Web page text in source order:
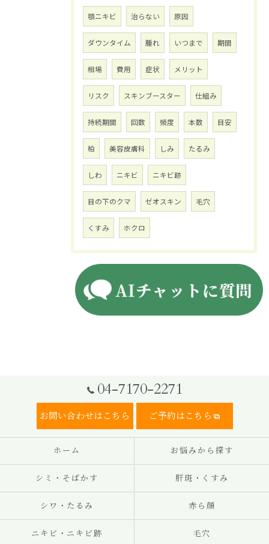
顎ニキビ 治らない 原因
ダウンタイム 腫れ いつまで 期間
相場 費用 症状 メリット
リスク スキンブースター 仕組み
持続期間 回数 頻度 本数 目安
柏 美容皮膚科 しみ たるみ
しわ ニキビ ニキビ跡
目の下のクマ ゼオスキン 毛穴
くすみ ホクロ
04-7170-2271
お問い合わせはこちら ご予約はこちら
ホーム お悩みから探す
シミ・そばかす 肝斑・くすみ
シワ・たるみ 赤ら顔
ニキビ・ニキビ跡 毛穴